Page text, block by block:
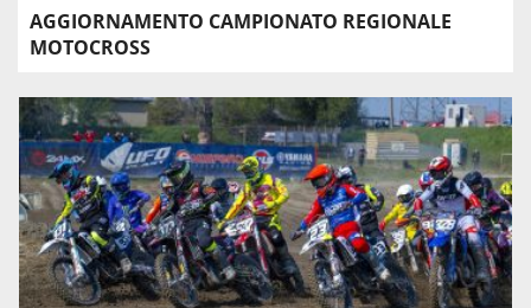
AGGIORNAMENTO CAMPIONATO REGIONALE
MOTOCROSS